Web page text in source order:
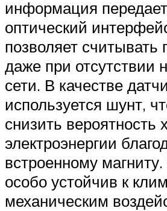
информация
оптический
позволяет считывать
даже при отсутствии
сети. В качестве
используется шунт,
снизить вероятность
электроэнергии
встроенному
особо устойчив к
механическим